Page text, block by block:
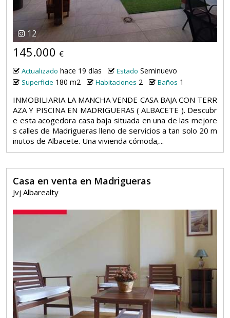
12
145.000 €
Actualizado hace 19 días Estado Seminuevo
Superficie 180 m2 Habitaciones 2 Baños 1
INMOBILIARIA LA MANCHA VENDE CASA BAJA CON TERR
AZA Y PISCINA EN MADRIGUERAS ( ALBACETE ). Descubr
e esta acogedora casa baja situada en una de las mejore
s calles de Madrigueras lleno de servicios a tan solo 20 m
inutos de Albacete. Una vivienda cómoda,...
Casa en venta en Madrigueras
Jvj Albarealty